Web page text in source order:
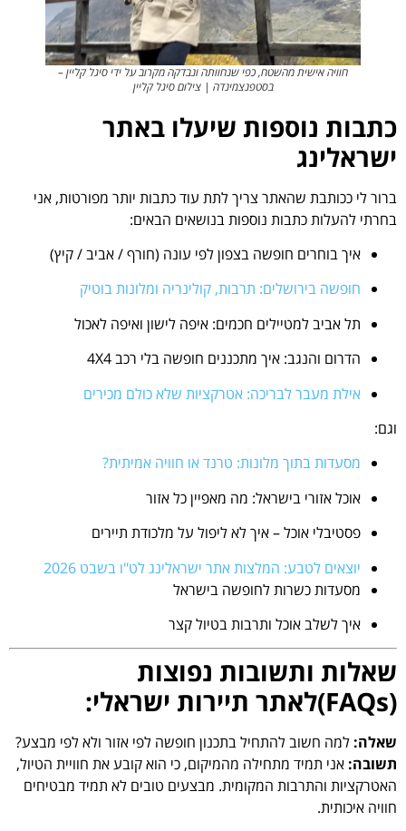
חוויה אישית מהשטח, כפי שנחוותה ונבדקה מקרוב על ידי סיגל קליין –
בסטפנצמינדה | צילום סיגל קליין
כתבות נוספות שיעלו באתר
ישראלינג
ברור לי ככותבת שהאתר צריך לתת עוד כתבות יותר מפורטות, אני
בחרתי להעלות כתבות נוספות בנושאים הבאים:
איך בוחרים חופשה בצפון לפי עונה (חורף / אביב / קיץ)
חופשה בירושלים: תרבות, קולינריה ומלונות בוטיק
תל אביב למטיילים חכמים: איפה לישון ואיפה לאכול
הדרום והנגב: איך מתכננים חופשה בלי רכב 4X4
אילת מעבר לבריכה: אטרקציות שלא כולם מכירים
וגם:
מסעדות בתוך מלונות: טרנד או חוויה אמיתית?
אוכל אזורי בישראל: מה מאפיין כל אזור
פסטיבלי אוכל – איך לא ליפול על מלכודת תיירים
יוצאים לטבע: המלצות אתר ישראלינג לט"ו בשבט 2026
מסעדות כשרות לחופשה בישראל
איך לשלב אוכל ותרבות בטיול קצר
שאלות ותשובות נפוצות
(FAQs)לאתר תיירות ישראלי:
שאלה: למה חשוב להתחיל בתכנון חופשה לפי אזור ולא לפי מבצע?
תשובה: אני תמיד מתחילה מהמיקום, כי הוא קובע את חוויית הטיול,
האטרקציות והתרבות המקומית. מבצעים טובים לא תמיד מבטיחים
חוויה איכותית.